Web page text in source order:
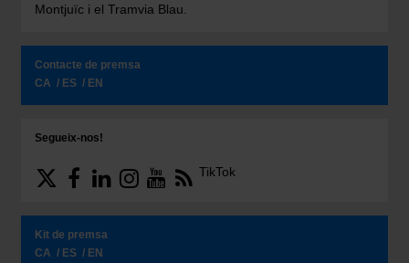
Montjuïc i el Tramvia Blau.
Contacte de premsa
CA
ES EN
Segueix-nos!
TikTok
Kit de premsa
CA
ES EN